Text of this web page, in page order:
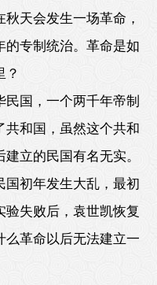
天会发生一场革命，
的专制统治。革命是如
？
国，一个两千年帝制
共和国，虽然这个共和
立的民国有名无实。
初年发生大乱，最初
验失败后，袁世凯恢复
么革命以后无法建立一